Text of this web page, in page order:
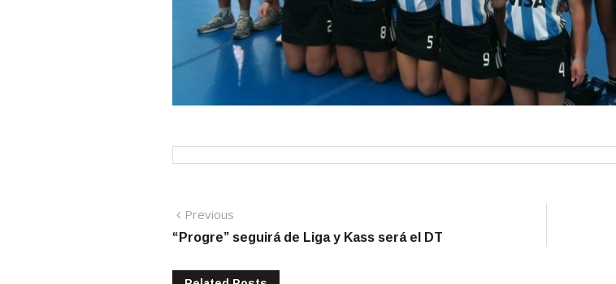
Navegación
de
entradas
Previous
post:
“Progre” seguirá de Liga y Kass será el DT